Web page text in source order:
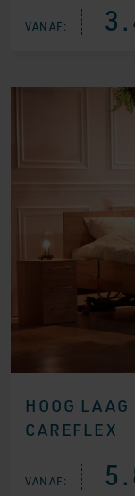
VANAF:
HOOG
CAREFLEX
VANAF: